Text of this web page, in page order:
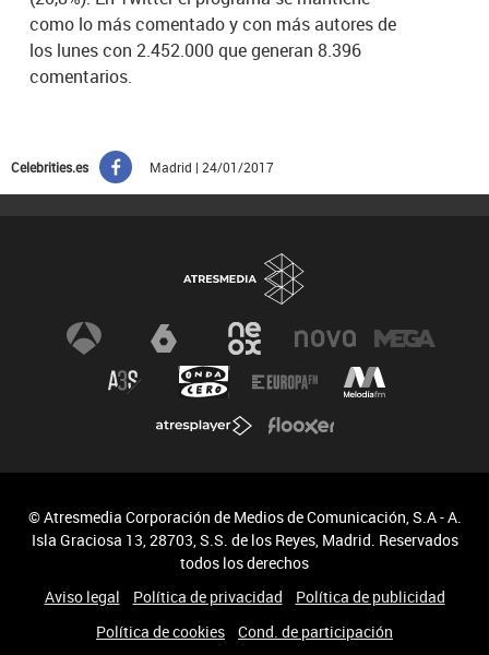
como lo más comentado y con más autores de
los lunes con 2.452.000 que generan 8.396
comentarios.
Celebrities.es Madrid | 24/01/2017
© Atresmedia Corporación de Medios de Comunicación, S.A - A.
Isla Graciosa 13, 28703, S.S. de los Reyes, Madrid. Reservados
todos los derechos
Aviso legal
Política de privacidad
Política de publicidad
Política de cookies
Cond. de participación